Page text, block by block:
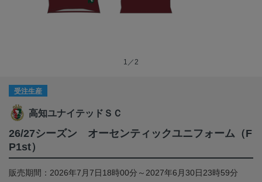
1／2
受注生産
高知ユナイテッドＳＣ
26/27シーズン オーセンティックユニフォーム（F
P1st）
販売期間：2026年7月7日18時00分～2027年6月30日23時59分